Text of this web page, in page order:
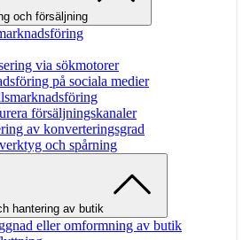
och försäljning
via sökmotorer
på sociala medier
försäljningskanaler
av konverteringsgrad
och spårning
hantering av butik
eller omformning av butik